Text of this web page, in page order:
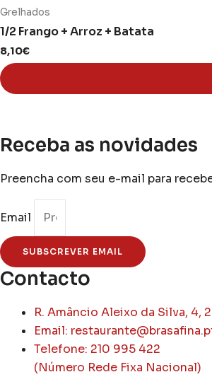
chosen
on
the
product
page
Grelhados
1/2 Frango + Arroz + Batata
8,10€
Receba as novidades
Preencha com seu e-mail para
Email
SUBSCREVER EMAIL
Contacto
R. Amâncio Aleixo da Silva, 4,
Email:
Telefone: 210 995 422
(Número Rede Fixa Nacional)